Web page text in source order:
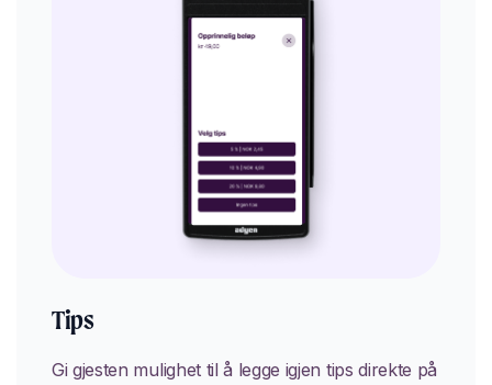
Tips
Gi gjesten mulighet til å legge igjen tips direkte på